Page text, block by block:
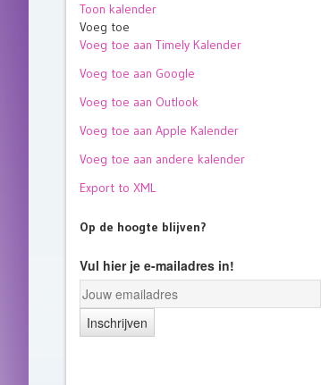
Toon kalender
Voeg toe
Voeg toe aan Timely Kalender
Voeg toe aan Google
Voeg toe aan Outlook
Voeg toe aan Apple Kalender
Voeg toe aan andere kalender
Export to XML
Op de hoogte blijven?
Vul hier je e-mailadres in!